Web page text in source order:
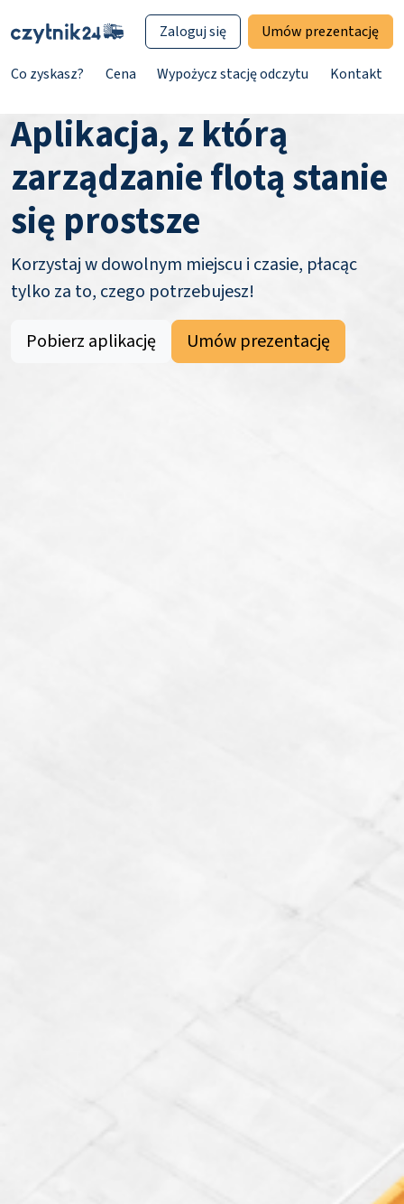
Co zyskasz? Cena Wypożycz stację odczytu Kontakt
Zaloguj się Umów prezentację
Aplikacja, z którą
zarządzanie flotą stanie
się prostsze
Korzystaj w dowolnym miejscu i czasie, płacąc
tylko za to, czego potrzebujesz!
Pobierz aplikację
Umów prezentację